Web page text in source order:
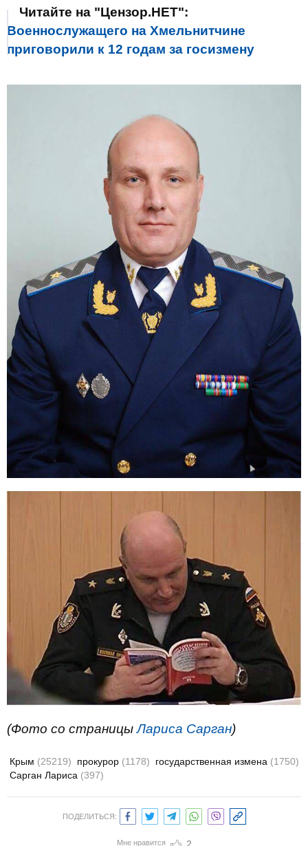
Читайте на "Цензор.НЕТ":
Военнослужащего на Хмельнитчине
приговорили к 12 годам за госизмену
(Фото со страницыЛариса Сарган)
Крым (25219) прокурор (1178) государственная измена (1750)
Сарган Лариса (397)
ПОДЕЛИТЬСЯ:
Мне нравится 2